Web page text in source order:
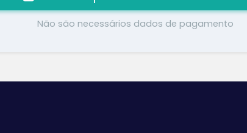
Não são necessários dados de pagamento